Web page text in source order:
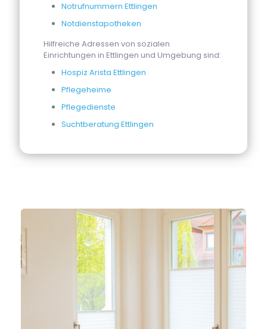
Notrufnummern Ettlingen
Notdienstapotheken
Hilfreiche Adressen von sozialen
Einrichtungen in Ettlingen und Umgebung sind:
Hospiz Arista Ettlingen
Pflegeheime
Pflegedienste
Suchtberatung Ettlingen